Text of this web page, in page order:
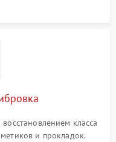
класса
и прокладок.